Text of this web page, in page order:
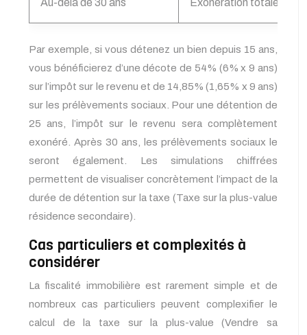
Au-delà de 30 ans Exonération totale
Par exemple, si vous détenez un bien depuis 15 ans,
vous bénéficierez d’une décote de 54% (6% x 9 ans)
sur l’impôt sur le revenu et de 14,85% (1,65% x 9 ans)
sur les prélèvements sociaux. Pour une détention de
25 ans, l’impôt sur le revenu sera complètement
exonéré. Après 30 ans, les prélèvements sociaux le
seront également. Les simulations chiffrées
permettent de visualiser concrètement l’impact de la
durée de détention sur la taxe (Taxe sur la plus-value
résidence secondaire).
Cas particuliers et complexités à
considérer
La fiscalité immobilière est rarement simple et de
nombreux cas particuliers peuvent complexifier le
calcul de la taxe sur la plus-value (Vendre sa